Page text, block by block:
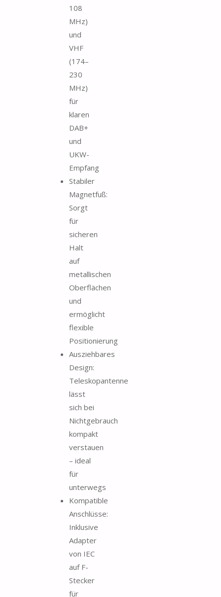
108
MHz)
und
VHF
(174–
230
MHz)
für
klaren
DAB+
und
UKW-
Empfang
Stabiler
Magnetfuß:
Sorgt
für
sicheren
Halt
auf
metallischen
Oberflächen
und
ermöglicht
flexible
Positionierung
Ausziehbares
Design:
Teleskopantenne
lässt
sich bei
Nichtgebrauch
kompakt
verstauen
– ideal
für
unterwegs
Kompatible
Anschlüsse:
Inklusive
Adapter
von IEC
auf F-
Stecker
für